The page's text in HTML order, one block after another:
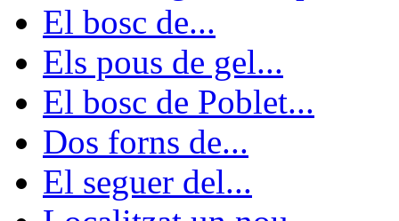
El bosc de...
Els pous de gel...
El bosc de Poblet...
Dos forns de...
El seguer del...